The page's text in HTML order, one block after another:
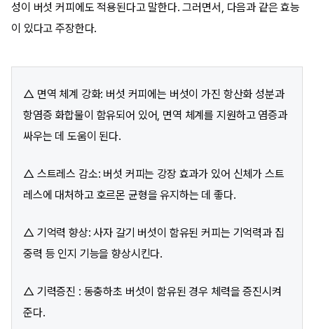
성이 버섯 커피에도 적용된다고 말한다. 그러면서, 다음과 같은 효능
이 있다고 주장한다.
△ 면역 체계 강화: 버섯 커피에는 버섯이 가진 항산화 성분과
항염증 화합물이 함유되어 있어, 면역 체계를 지원하고 염증과
싸우는 데 도움이 된다.
△ 스트레스 감소: 버섯 커피는 강장 효과가 있어 신체가 스트
레스에 대처하고 호르몬 균형을 유지하는 데 좋다.
△ 기억력 향상: 사자 갈기 버섯이 함유된 커피는 기억력과 집
중력 등 인지 기능을 향상시킨다.
△ 기력증진 : 동충하초 버섯이 함유된 경우 체력을 증진시켜
준다.